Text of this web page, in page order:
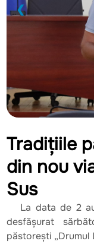
❮
Tradițiile
din nou
Sus
La data de 2
desfășurat
păstorești „Drumul